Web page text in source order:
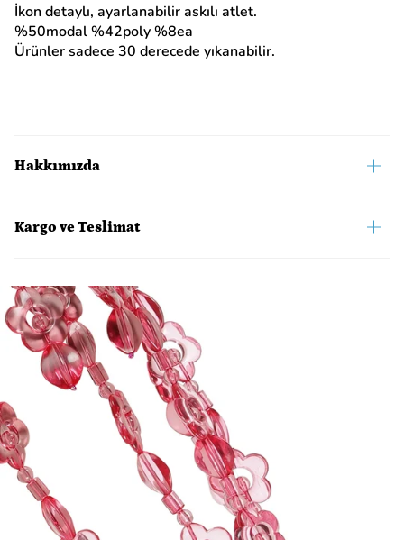
İkon detaylı, ayarlanabilir askılı atlet.
%50modal %42poly %8ea
Ürünler sadece 30 derecede yıkanabilir.
Hakkımızda
Kargo ve Teslimat